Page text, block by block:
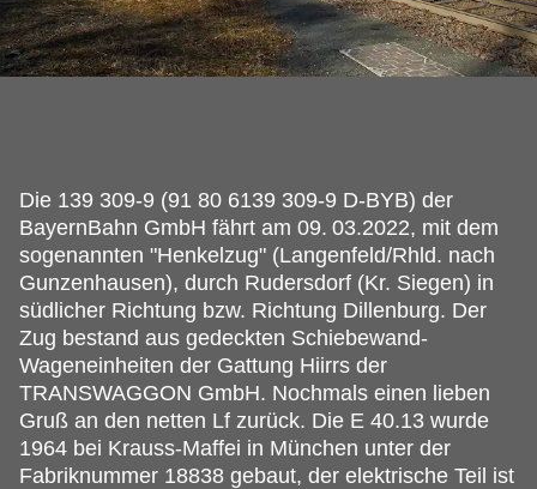
Die 139 309-9 (91 80 6139 309-9 D-BYB) der
BayernBahn GmbH fährt am 09. 03.2022, mit dem
sogenannten "Henkelzug" (Langenfeld/Rhld. nach
Gunzenhausen), durch Rudersdorf (Kr. Siegen) in
südlicher Richtung bzw. Richtung Dillenburg. Der
Zug bestand aus gedeckten Schiebewand-
Wageneinheiten der Gattung Hiirrs der
TRANSWAGGON GmbH. Nochmals einen lieben
Gruß an den netten Lf zurück. Die E 40.13 wurde
1964 bei Krauss-Maffei in München unter der
Fabriknummer 18838 gebaut, der elektrische Teil ist